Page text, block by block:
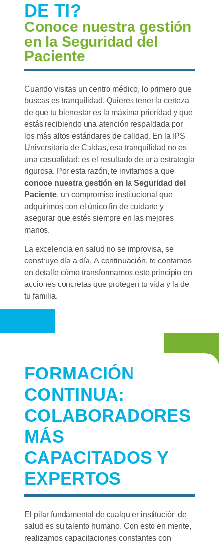
DE TI?
Conoce nuestra gestión
en la Seguridad del
Paciente
Cuando visitas un centro médico, lo primero que
buscas es tranquilidad. Quieres tener la certeza
de que tu bienestar es la máxima prioridad y que
estás recibiendo una atención respaldada por
los más altos estándares de calidad. En la IPS
Universitaria de Caldas, esa tranquilidad no es
una casualidad; es el resultado de una estrategia
rigurosa. Por esta razón, te invitamos a que
conoce nuestra gestión en la Seguridad del
Paciente, un compromiso institucional que
adquirimos con el único fin de cuidarte y
asegurar que estés siempre en las mejores
manos.
La excelencia en salud no se improvisa, se
construye día a día. A continuación, te contamos
en detalle cómo transformamos este principio en
acciones concretas que protegen tu vida y la de
tu familia.
FORMACIÓN
CONTINUA:
COLABORADORES
MÁS
CAPACITADOS Y
EXPERTOS
El pilar fundamental de cualquier institución de
salud es su talento humano. Con esto en mente,
realizamos capacitaciones constantes con